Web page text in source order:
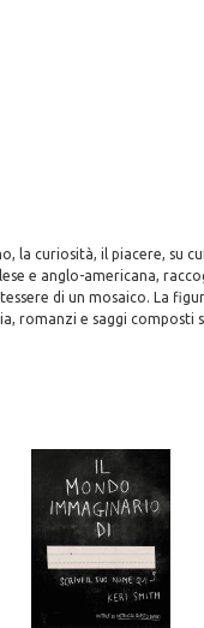
la curiosità, il piacere, su
e anglo-americana,
di un mosaico. La
romanzi e saggi composti